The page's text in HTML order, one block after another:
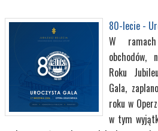
80-lecie -
W ramach
obchodów,
Roku
Gala,
roku w
w tym